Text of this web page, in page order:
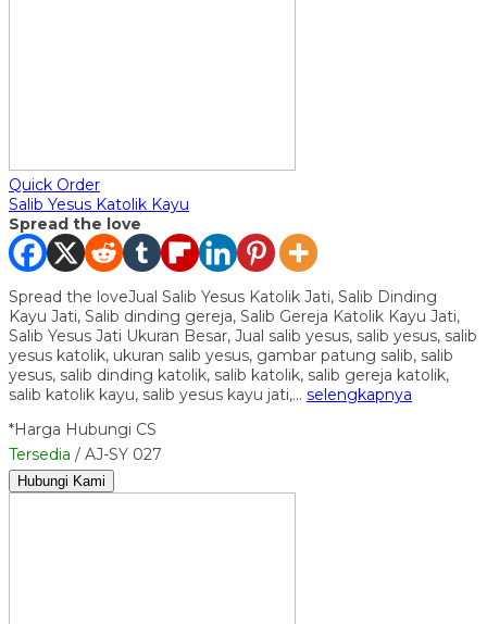
Quick Order
Salib Yesus Katolik Kayu
Spread the love
Spread the loveJual Salib Yesus Katolik Jati, Salib Dinding
Kayu Jati, Salib dinding gereja, Salib Gereja Katolik Kayu Jati,
Salib Yesus Jati Ukuran Besar, Jual salib yesus, salib yesus, salib
yesus katolik, ukuran salib yesus, gambar patung salib, salib
yesus, salib dinding katolik, salib katolik, salib gereja katolik,
salib katolik kayu, salib yesus kayu jati,… selengkapnya
*Harga Hubungi CS
Tersedia / AJ-SY 027
Hubungi Kami